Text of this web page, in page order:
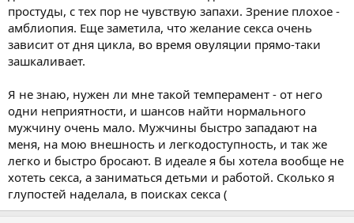
простуды, с тех пор не чувствую запахи. Зрение плохое -
амблиопия. Еще заметила, что желание секса очень
зависит от дня цикла, во время овуляции прямо-таки
зашкаливает.
Я не знаю, нужен ли мне такой темперамент - от него
одни неприятности, и шансов найти нормального
мужчину очень мало. Мужчины быстро западают на
меня, на мою внешность и легкодоступность, и так же
легко и быстро бросают. В идеале я бы хотела вообще не
хотеть секса, а заниматься детьми и работой. Сколько я
глупостей наделала, в поисках секса (